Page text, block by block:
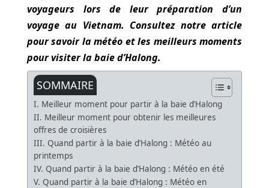
voyageurs lors de leur préparation d’un
voyage au Vietnam. Consultez notre article
pour savoir la météo et les meilleurs moments
pour visiter la baie d’Halong.
SOMMAIRE
I. Meilleur moment pour partir à la baie d’Halong
II. Meilleur moment pour obtenir les meilleures
offres de croisières
III. Quand partir à la baie d’Halong : Météo au
printemps
IV. Quand partir à la baie d’Halong : Météo en été
V. Quand partir à la baie d’Halong : Météo en